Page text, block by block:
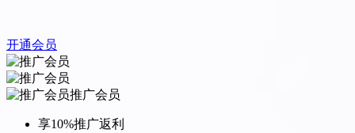
开通会员
推广会员
享10%推广返利